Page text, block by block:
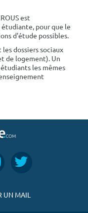
est
pour que le
d'étude possibles.
dossiers sociaux
de logement). Un
les mêmes
UN MAIL